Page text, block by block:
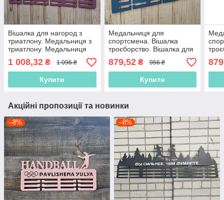
Вішалка для нагород з
триатлону. Медальниця з
триатлону. Медальниця
для спортсмена. Вішалка
для нагород
1 008,32 ₴ 1 096 ₴
Купити
Медальниця для
спортсмена. Вішалка
троєборство. Вішалка для
Вішалка для нагород
879,52₴ 956 ₴
Купити
Акційні пропозиції та новинки
–8% –8%